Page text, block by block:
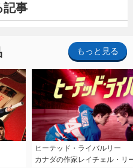
記事
もっと見る
ヒーテッド・ライバルリー
カナダの作家レイチェル・リ